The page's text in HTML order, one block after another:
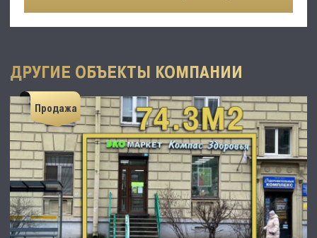
ДРУГИЕ ОБЪЕКТЫ КОМПАНИИ
Продажа